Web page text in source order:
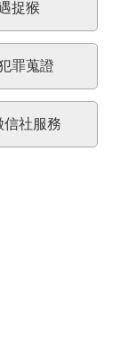
捉猴
罪蒐證
信社服務